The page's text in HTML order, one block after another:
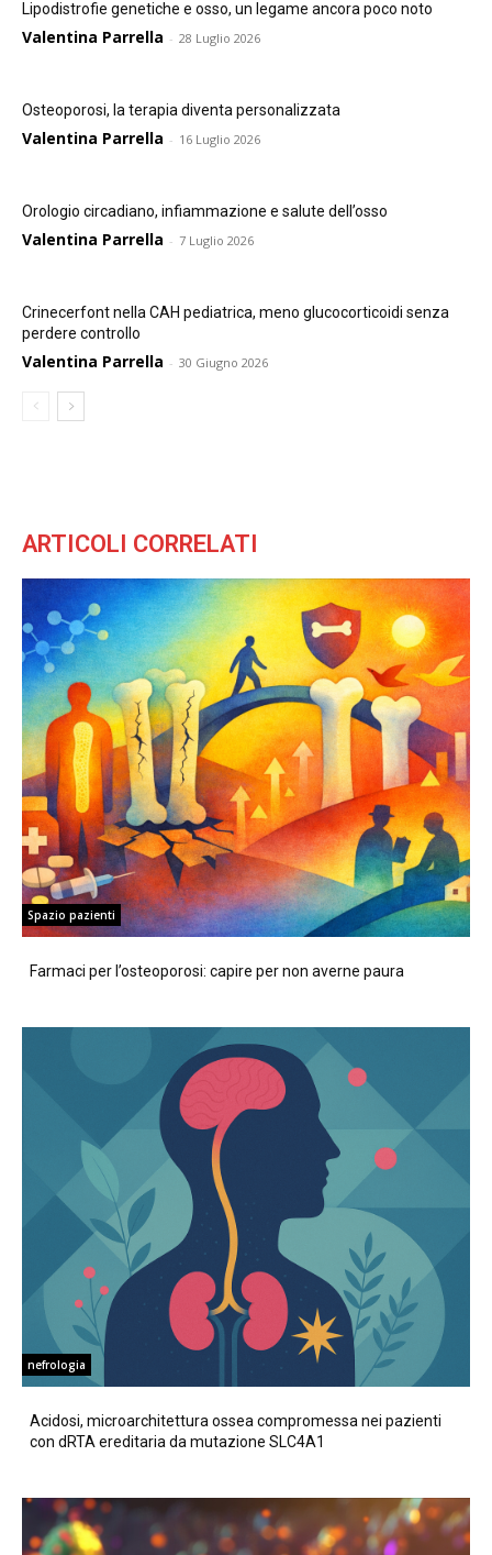
Lipodistrofie genetiche e osso, un legame ancora poco noto
Valentina Parrella - 28 Luglio 2026
Osteoporosi, la terapia diventa personalizzata
Valentina Parrella - 16 Luglio 2026
Orologio circadiano, infiammazione e salute dell’osso
Valentina Parrella - 7 Luglio 2026
Crinecerfont nella CAH pediatrica, meno glucocorticoidi senza
perdere controllo
Valentina Parrella - 30 Giugno 2026
ARTICOLI CORRELATI
Spazio pazienti
Farmaci per l’osteoporosi: capire per non averne paura
nefrologia
Acidosi, microarchitettura ossea compromessa nei pazienti
con dRTA ereditaria da mutazione SLC4A1